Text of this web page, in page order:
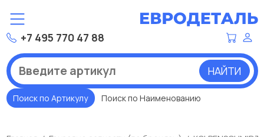
+7 495 770 47 88
НАЙТИ
Поиск по Артикулу Поиск по Наименованию